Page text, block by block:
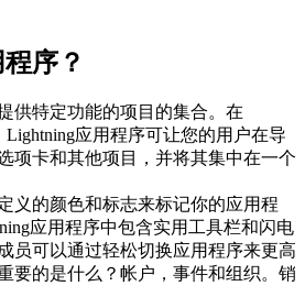
序？
供特定功能的项目的集合。在
Lightning应用程序可让您的用户在导
项卡和其他项目，并将其集中在一个
义的颜色和标志来标记你的应用程
应用程序中包含实用工具栏和闪电
员可以通过轻松切换应用程序来更高
要的是什么？帐户，事件和组织。销